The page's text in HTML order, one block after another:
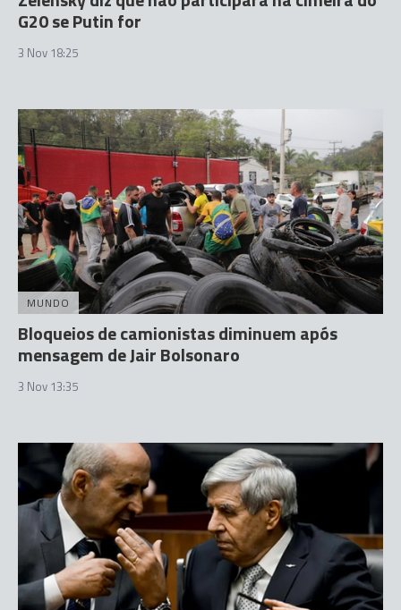
G20 se Putin for
3 Nov 18:25
MUNDO
Bloqueios de camionistas diminuem após
mensagem de Jair Bolsonaro
3 Nov 13:35